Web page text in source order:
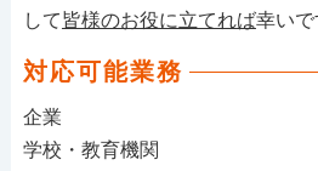
して皆様のお役に立てれば幸いで
対応可能業務
企業
学校・教育機関